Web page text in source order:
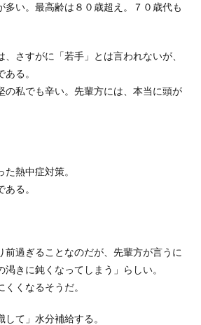
多い。最高齢は８０歳超え。７０歳代も
さすがに「若手」とは言われないが、
る。
の私でも辛い。先輩方には、本当に頭が
熱中症対策。
る。
前過ぎることなのだが、先輩方が言うに
きに鈍くなってしまう」らしい。
くくなるそうだ。
て」水分補給する。